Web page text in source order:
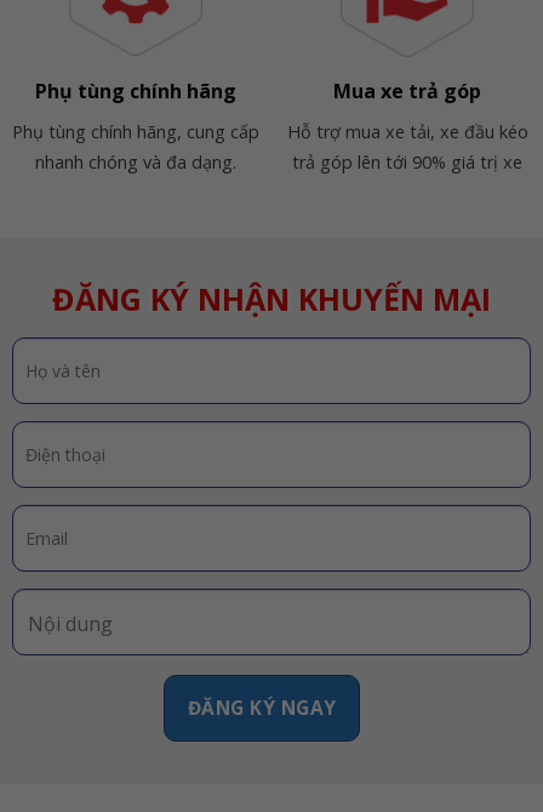
Phụ tùng chính hãng
Phụ tùng chính hãng, cung cấp
nhanh chóng và đa dạng.
Mua xe trả góp
Hỗ trợ mua xe tải, xe đầu kéo
trả góp lên tới 90% giá trị xe
ĐĂNG KÝ NHẬN KHUYẾN MẠI